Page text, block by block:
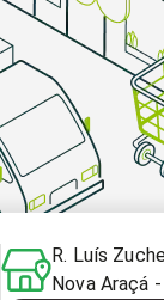
R. Luís
Nova Araçá -